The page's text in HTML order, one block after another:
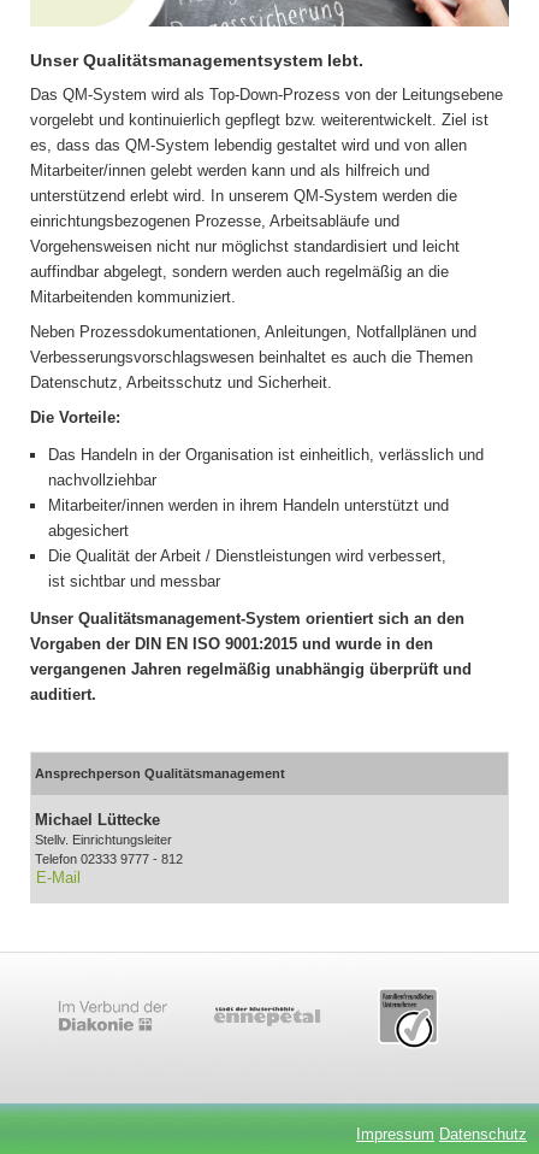
Unser Qualitätsmanagementsystem lebt.
Das QM-System wird als Top-Down-Prozess von der Leitungsebene
vorgelebt und kontinuierlich gepflegt bzw. weiterentwickelt. Ziel ist
es, dass das QM-System lebendig gestaltet wird und von allen
Mitarbeiter/innen gelebt werden kann und als hilfreich und
unterstützend erlebt wird. In unserem QM-System werden die
einrichtungsbezogenen Prozesse, Arbeitsabläufe und
Vorgehensweisen nicht nur möglichst standardisiert und leicht
auffindbar abgelegt, sondern werden auch regelmäßig an die
Mitarbeitenden kommuniziert.
Neben Prozessdokumentationen, Anleitungen, Notfallplänen und
Verbesserungsvorschlagswesen beinhaltet es auch die Themen
Datenschutz, Arbeitsschutz und Sicherheit.
Die Vorteile:
Das Handeln in der Organisation ist einheitlich, verlässlich und
nachvollziehbar
Mitarbeiter/innen werden in ihrem Handeln unterstützt und
abgesichert
Die Qualität der Arbeit / Dienstleistungen wird verbessert,
ist sichtbar und messbar
Unser Qualitätsmanagement-System orientiert sich an den
Vorgaben der DIN EN ISO 9001:2015 und wurde in den
vergangenen Jahren regelmäßig unabhängig überprüft und
auditiert.
Ansprechperson Qualitätsmanagement
Michael Lüttecke
Stellv. Einrichtungsleiter
Telefon 02333 9777 - 812
E-Mail
Impressum Datenschutz